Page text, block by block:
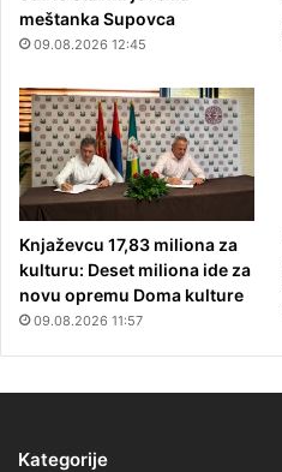
meštanka Supovca
09.08.2026 12:45
Knjaževcu 17,83 miliona za
kulturu: Deset miliona ide za
novu opremu Doma kulture
09.08.2026 11:57
Kategorije